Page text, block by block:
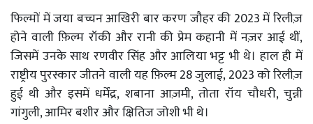
फिल्मों में जया बच्चन आखिरी बार करण जौहर की 2023 में रिलीज़
होने वाली फ़िल्म रॉकी और रानी की प्रेम कहानी में नज़र आई थीं,
जिसमें उनके साथ रणवीर सिंह और आलिया भट्ट भी थे। हाल ही में
राष्ट्रीय पुरस्कार जीतने वाली यह फ़िल्म 28 जुलाई, 2023 को रिलीज़
हुई थी और इसमें धर्मेंद्र, शबाना आज़मी, तोता रॉय चौधरी, चुन्नी
गांगुली, आमिर बशीर और क्षितिज जोशी भी थे।